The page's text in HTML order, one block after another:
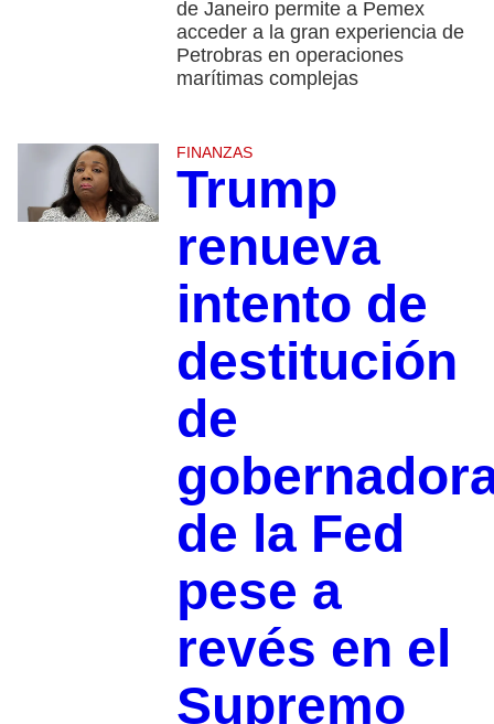
de Janeiro permite a Pemex
acceder a la gran experiencia de
Petrobras en operaciones
marítimas complejas
FINANZAS
Trump
renueva
intento de
destitución
de
de la Fed
pese a
revés en el
Supremo